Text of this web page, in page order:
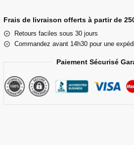
Frais de livraison offerts à partir de
Retours faciles sous 30 jours
Commandez avant 14h30 pour une
Paiement Sécurisé